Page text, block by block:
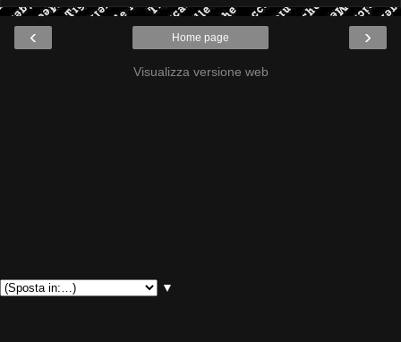
‹ ›
Home page
Visualizza versione web
▼